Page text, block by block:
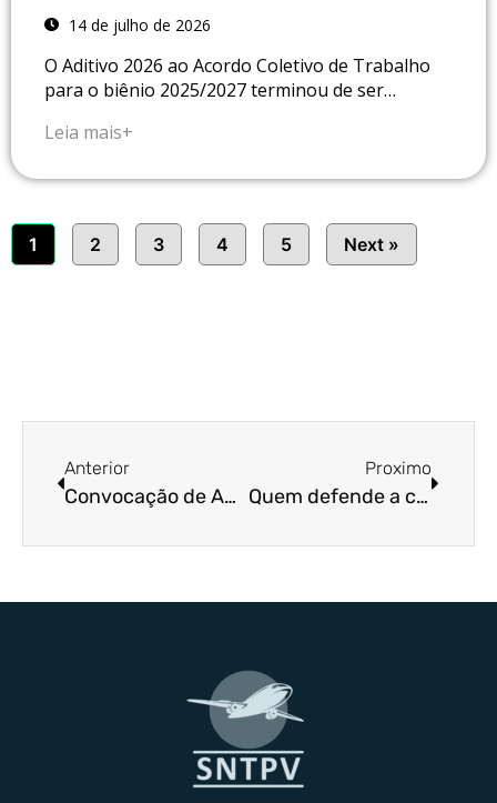
14 de julho de 2026
O Aditivo 2026 ao Acordo Coletivo de Trabalho
para o biênio 2025/2027 terminou de ser…
Leia mais+
1 2 3 4 5 Next »
Anterior
Convocação de AGE sobre Estado de Greve dos empregados da NAV Brasil
Proximo
Quem defende a categoria e a segurança aérea?